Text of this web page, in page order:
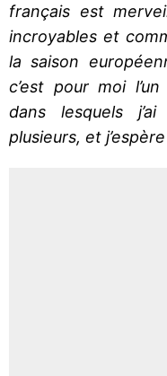
français est
incroyables et
la saison
c’est pour moi
dans lesquels
plusieurs, et